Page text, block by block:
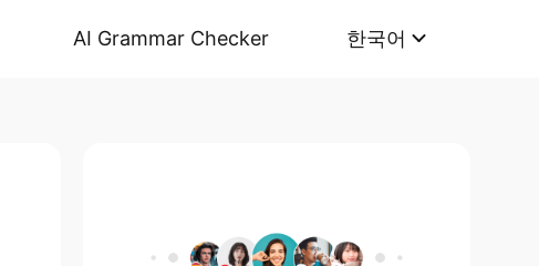
AI Grammar Checker 한국어